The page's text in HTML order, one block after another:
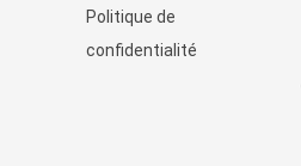
Politique de
confidentialité